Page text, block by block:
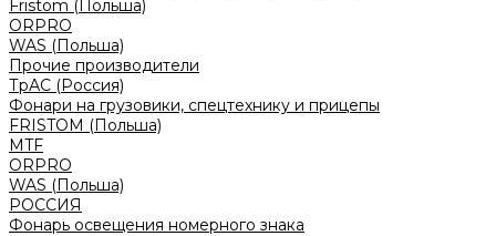
Fristom (Польша)
ORPRO
WAS (Польша)
Прочие производители
ТрАС (Россия)
Фонари на грузовики, спецтехнику и прицепы
FRISTOM (Польша)
MTF
ORPRO
WAS (Польша)
РОССИЯ
Фонарь освещения номерного знака